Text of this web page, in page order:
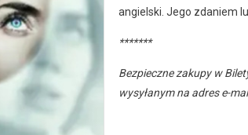
angielski. Jego zdaniem
*******
Bezpieczne zakupy w
wysyłanym na adres e-